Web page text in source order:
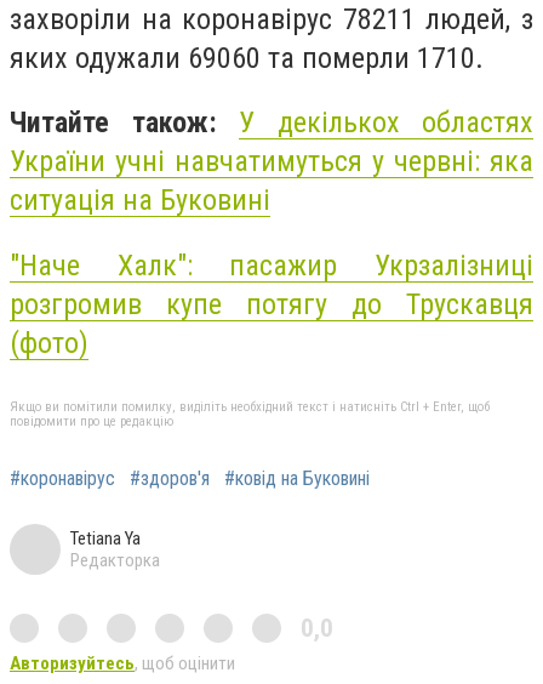
захворіли на коронавірус 78211 людей, з
яких одужали 69060 та померли 1710.
Читайте також: У декількох областях
України учні навчатимуться у червні: яка
ситуація на Буковині
"Наче Халк": пасажир Укрзалізниці
розгромив купе потягу до Трускавця
(фото)
Якщо ви помітили помилку, виділіть необхідний текст і натисніть Ctrl + Enter, щоб
повідомити про це редакцію
#коронавірус #здоров'я #ковід на Буковині
Tetiana Ya
Редакторка
0,0
Авторизуйтесь, щоб оцінити